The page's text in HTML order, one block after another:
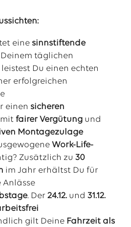
eine sinnstiftende
täglichen
Du einen echten
erfolgreichen
einen sicheren
fairer Vergütung und
Montagezulage
Work-Life-
Zusätzlich zu 30
im Jahr erhältst Du für
Anlässe
. Der 24.12.und 31.12.
gilt Deine Fahrzeit als